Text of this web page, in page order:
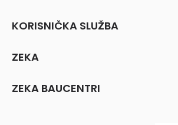
KORISNIČKA SLUŽBA
ZEKA
ZEKA BAUCENTRI